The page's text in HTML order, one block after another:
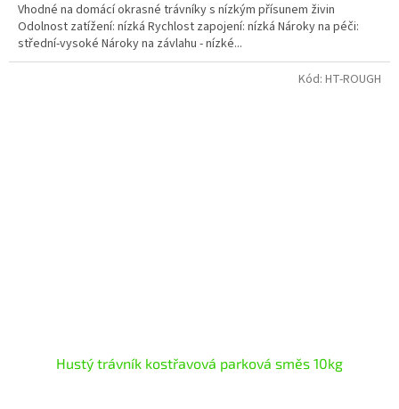
Vhodné na domácí okrasné trávníky s nízkým přísunem živin
Odolnost zatížení: nízká Rychlost zapojení: nízká Nároky na péči:
střední-vysoké Nároky na závlahu - nízké...
Hustý trávník kostřavová parková směs 10kg
Kód: HT-ROUGH